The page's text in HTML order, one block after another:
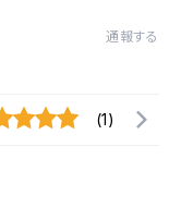
通報する
(1)